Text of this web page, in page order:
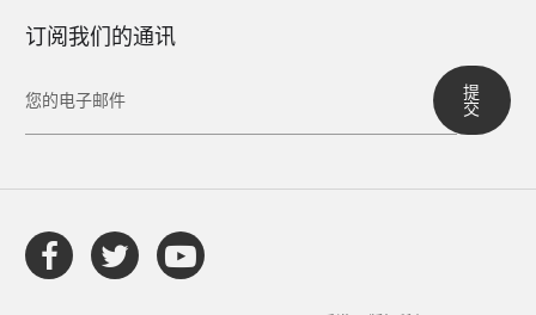
订阅我们的通讯
提
交